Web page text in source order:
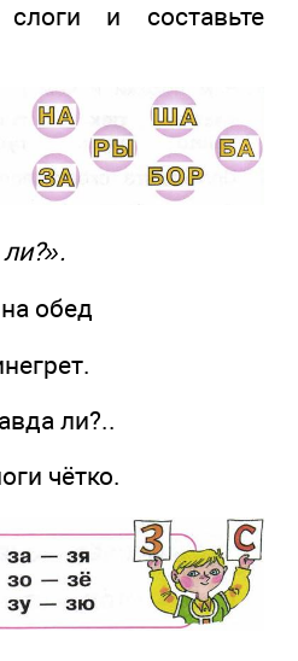
и составьте
обед
ли?..
чётко.